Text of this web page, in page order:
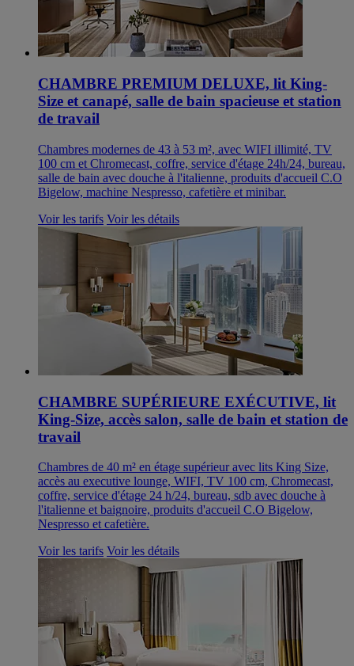
CHAMBRE PREMIUM DELUXE, lit King-
Size et canapé, salle de bain spacieuse et station
de travail
Chambres modernes de 43 à 53 m², avec WIFI illimité, TV
100 cm et Chromecast, coffre, service d'étage 24h/24, bureau,
salle de bain avec douche à l'italienne, produits d'accueil C.O
Bigelow, machine Nespresso, cafetière et minibar.
Voir les tarifs Voir les détails
CHAMBRE SUPÉRIEURE EXÉCUTIVE, lit
King-Size, accès salon, salle de bain et station de
travail
Chambres de 40 m² en étage supérieur avec lits King Size,
accès au executive lounge, WIFI, TV 100 cm, Chromecast,
coffre, service d'étage 24 h/24, bureau, sdb avec douche à
l'italienne et baignoire, produits d'accueil C.O Bigelow,
Nespresso et cafetière.
Voir les tarifs Voir les détails